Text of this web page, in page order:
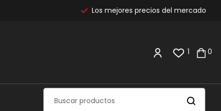
Los mejores precios del mercado
1 0